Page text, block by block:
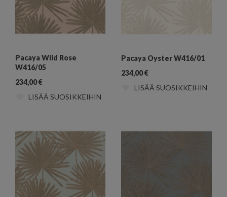
Pacaya Wild Rose
W416/05
234,00€
LISÄÄ SUOSIKKEIHIN
Pacaya Oyster W416/01
234,00€
LISÄÄ SUOSIKKEIHIN